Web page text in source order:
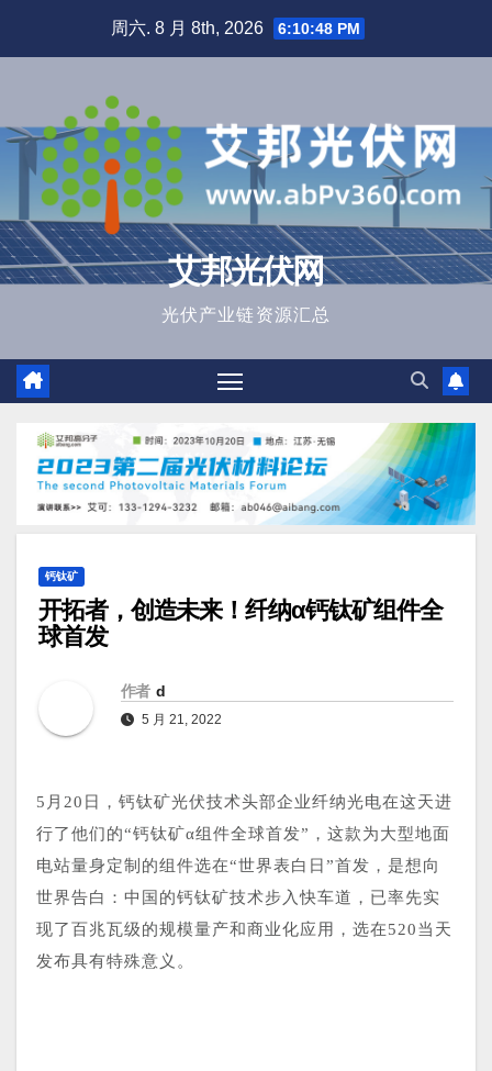
周六. 8 月 8th, 2026 6:10:49 PM
艾邦光伏网
光伏产业链资源汇总
钙钛矿
开拓者，创造未来！纤纳α钙钛矿组件全
球首发
作者 d
5 月 21, 2022
5月20日，钙钛矿光伏技术头部企业纤纳光电在这天进
行了他们的“钙钛矿α组件全球首发”，这款为大型地面
电站量身定制的组件选在“世界表白日”首发，是想向
世界告白：中国的钙钛矿技术步入快车道，已率先实
现了百兆瓦级的规模量产和商业化应用，选在520当天
发布具有特殊意义。